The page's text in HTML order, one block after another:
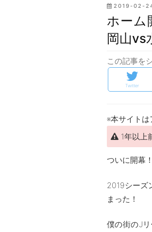
投
日:
2019-02-
ホーム
岡山vs
この記事を
Twitter
※本サイトは
1年以上
ついに開幕！
2019シーズ
まった！
僕の街のJ